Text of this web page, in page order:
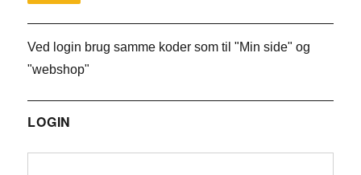
Ved login brug samme koder som til "Min side" og
"webshop"
LOGIN